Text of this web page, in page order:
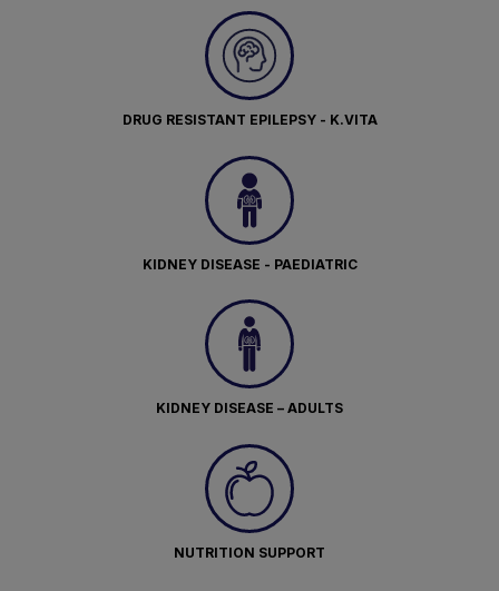
DRUG RESISTANT EPILEPSY - K.VITA
KIDNEY DISEASE - PAEDIATRIC
KIDNEY DISEASE – ADULTS
NUTRITION SUPPORT